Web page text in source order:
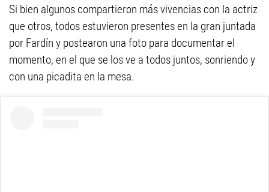
Si bien algunos compartieron más vivencias con la actriz
que otros, todos estuvieron presentes en la gran juntada
por Fardín y postearon una foto para documentar el
momento, en el que se los ve a todos juntos, sonriendo y
con una picadita en la mesa.